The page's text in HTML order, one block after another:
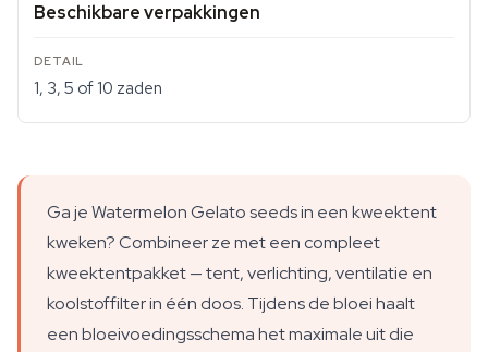
Beschikbare verpakkingen
1, 3, 5 of 10 zaden
Ga je Watermelon Gelato seeds in een kweektent
kweken? Combineer ze met een compleet
kweektentpakket — tent, verlichting, ventilatie en
koolstoffilter in één doos. Tijdens de bloei haalt
een bloeivoedingsschema het maximale uit die